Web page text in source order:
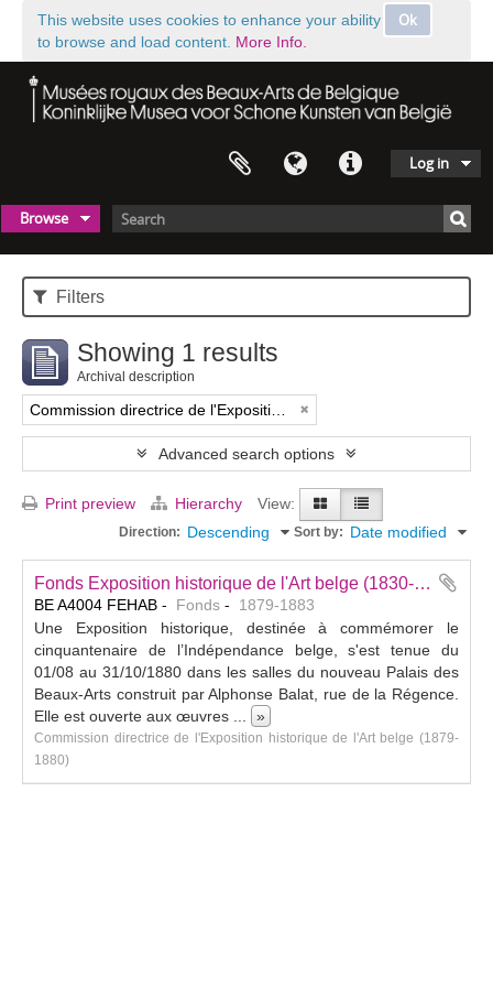
Ok
This website uses cookies to enhance your ability
to browse and load content. More Info.
Log in
Browse
Filters
Showing 1 results
Archival description
Commission directrice de l'Exposition historique de l'Art belge (1879-1880)
Advanced search options
Print preview Hierarchy View:
Sort by: Date modified
Direction: Descending
Fonds Exposition historique de l'Art belge (1830-1880)
BE A4004 FEHAB Fonds
1879-1883
Une Exposition historique, destinée à commémorer le
cinquantenaire de l’Indépendance belge, s'est tenue du
01/08 au 31/10/1880 dans les salles du nouveau Palais des
Beaux-Arts construit par Alphonse Balat, rue de la Régence.
Elle est ouverte aux œuvres ... »
Commission directrice de l'Exposition historique de l'Art belge (1879-
1880)